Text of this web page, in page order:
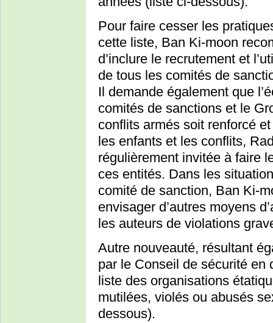
Pour faire cesser les
cette liste, Ban Ki-moon
d’inclure le recrutement et
de tous les comités de
Il demande également que
comités de sanctions et le
conflits armés soit renforcé
les enfants et les conflits,
régulièrement invitée à faire
ces entités. Dans les
comité de sanction, Ban Ki-
envisager d’autres moyens
les auteurs de violations
Autre nouveauté, résultant
par le Conseil de sécurité en
liste des organisations
mutilées, violés ou abusés
dessous).